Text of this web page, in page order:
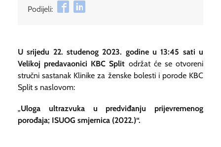
Podijeli:
U srijedu 22. studenog 2023. godine u 13:45 sati u
Velikoj predavaonici KBC Split održat će se otvoreni
stručni sastanak Klinike za ženske bolesti i porode KBC
Split s naslovom:
„Uloga ultrazvuka u predviđanju prijevremenog
porođaja; ISUOG smjernica (2022.)“.